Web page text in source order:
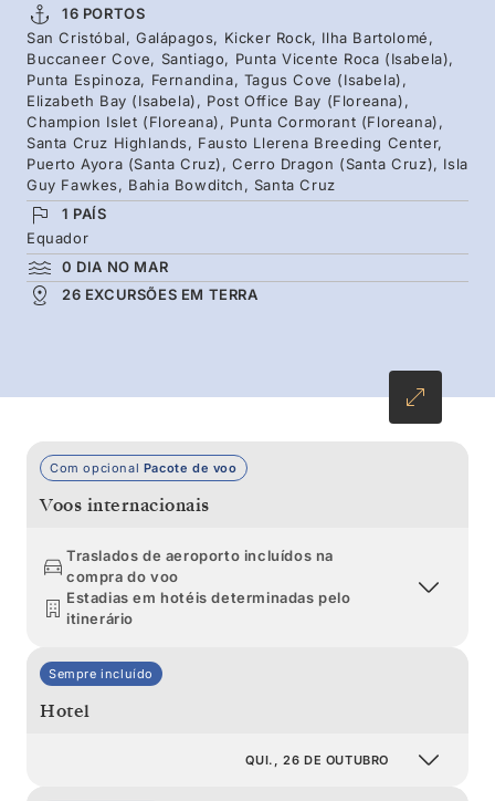
tartarugas gigantes até Fernandina e Isabela,
onde poderá encontrar a única espécie de
pinguins a norte do equador. Em Floreana,
deixe um postal na sua histórica estação de
correios. Os encontros com flora e fauna rara e
endémica são uma constante nesta viagem
única na vida conduzida por especialistas
locais.
16 PORTOS
San Cristóbal, Galápagos, Kicker Rock, Ilha Bartolomé,
Buccaneer Cove, Santiago, Punta Vicente Roca (Isabela),
Punta Espinoza, Fernandina, Tagus Cove (Isabela),
Elizabeth Bay (Isabela), Post Office Bay (Floreana),
Champion Islet (Floreana), Punta Cormorant (Floreana),
Santa Cruz Highlands, Fausto Llerena Breeding Center,
Puerto Ayora (Santa Cruz), Cerro Dragon (Santa Cruz), Isla
Guy Fawkes, Bahia Bowditch, Santa Cruz
1 PAÍS
Equador
0 DIA NO MAR
26 EXCURSÕES EM TERRA
Com opcional Pacote de voo
Voos internacionais
Traslados de aeroporto incluídos na
compra do voo
Estadias em hotéis determinadas pelo
itinerário
Sempre incluído
Hotel
QUI., 26 DE OUTUBRO